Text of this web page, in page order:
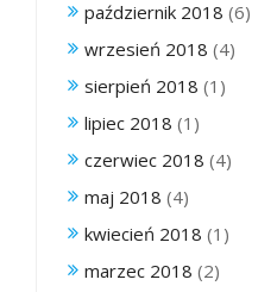
październik 2018 (6)
wrzesień 2018 (4)
sierpień 2018 (1)
lipiec 2018 (1)
czerwiec 2018 (4)
maj 2018 (4)
kwiecień 2018 (1)
marzec 2018 (2)